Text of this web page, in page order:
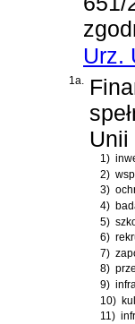
Urz.
1a.
1)
2)
3)
4)
5)
6)
7)
8)
9)
10)
11)